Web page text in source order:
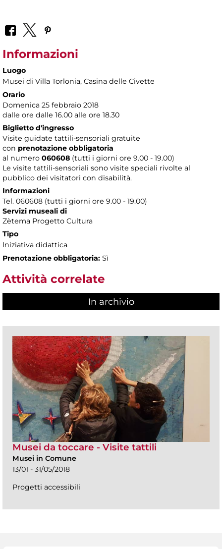
Informazioni
Luogo
Musei di Villa Torlonia, Casina delle Civette
Orario
Domenica 25 febbraio 2018
dalle ore dalle 16.00 alle ore 18.30
Biglietto d'ingresso
Visite guidate tattili-sensoriali gratuite
con prenotazione obbligatoria
al numero 060608 (tutti i giorni ore 9.00 - 19.00)
Le visite tattili-sensoriali sono visite speciali rivolte al
pubblico dei visitatori con disabilità.
Informazioni
Tel. 060608 (tutti i giorni ore 9.00 - 19.00)
Servizi museali di
Zètema Progetto Cultura
Tipo
Iniziativa didattica
Prenotazione obbligatoria: Sì
Attività correlate
In archivio
Musei da toccare - Visite tattili
Musei in Comune
13/01 - 31/05/2018
Progetti accessibili